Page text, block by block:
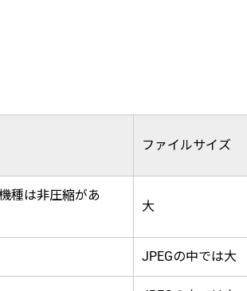
ファイルサイズ
種は非圧縮があ
大
JPEGの中では大